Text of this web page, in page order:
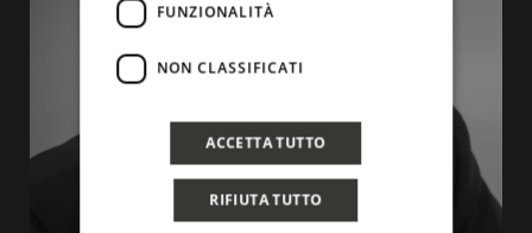
FUNZIONALITÀ
NON CLASSIFICATI
ACCETTA TUTTO
RIFIUTA TUTTO